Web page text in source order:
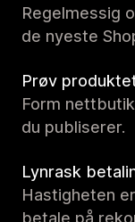
Regelmessig
de nyeste
Prøv
Form
du publiserer.
Lynrask
Hastigheten
betale på